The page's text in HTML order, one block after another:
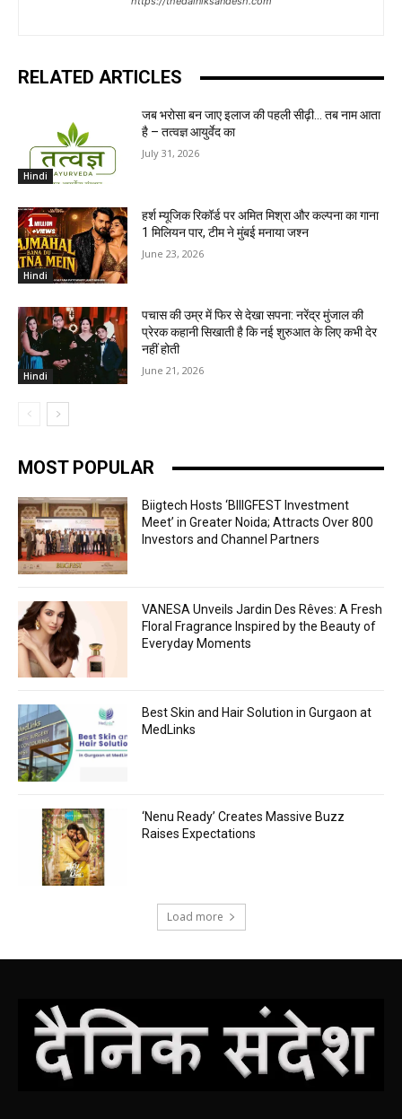
RELATED ARTICLES
Hindi
जब भरोसा बन जाए इलाज की पहली सीढ़ी… तब नाम आता
है – तत्वज्ञ आयुर्वेद का
July 31, 2026
Hindi
हर्श म्यूजिक रिकॉर्ड पर अमित मिश्रा और कल्पना का गाना
1 मिलियन पार, टीम ने मुंबई मनाया जश्न
June 23, 2026
Hindi
पचास की उम्र में फिर से देखा सपना: नरेंद्र मुंजाल की
प्रेरक कहानी सिखाती है कि नई शुरुआत के लिए कभी देर
नहीं होती
June 21, 2026
MOST POPULAR
Biigtech Hosts ‘BIIIGFEST Investment
Meet’ in Greater Noida; Attracts Over 800
Investors and Channel Partners
VANESA Unveils Jardin Des Rêves: A Fresh
Floral Fragrance Inspired by the Beauty of
Everyday Moments
Best Skin and Hair Solution in Gurgaon at
MedLinks
‘Nenu Ready’ Creates Massive Buzz
Raises Expectations
Load more